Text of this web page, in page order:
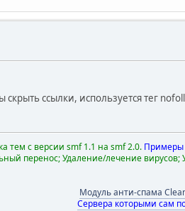
ссылки, используется тег
тем с версии smf 1.1 на smf 2.0. Примеры
перенос; Удаление/лечение вирусов;
Модуль анти-спама
Сервера которыми сам